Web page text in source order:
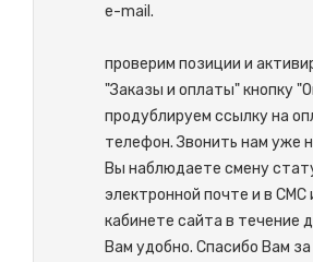
e-
проверим позиции и
"Заказы и оплаты" кнопку
продублируем ссылку на
телефон. Звонить нам уже
Вы наблюдаете смену
электронной почте и в СМС
кабинете сайта в течение
Вам удобно. Спасибо Вам